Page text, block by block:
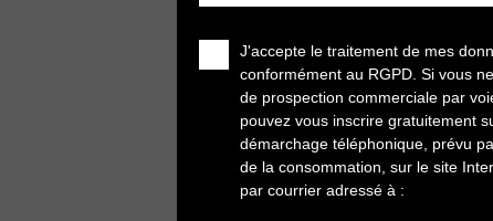
J'accepte le traitement de mes
conformément au RGPD. Si vous
de prospection commerciale par
pouvez vous inscrire gratuitement
démarchage téléphonique, prévu
de la consommation, sur le site
par courrier adressé à :